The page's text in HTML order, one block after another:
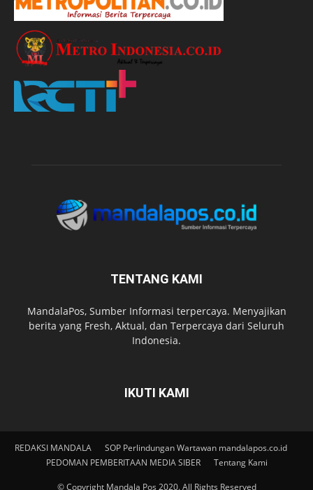
TENTANG KAMI
MandalaPos, Sumber Informasi terpercaya. Menyajikan
berita yang Fresh, Aktual, dan Terpercaya dari Seluruh
Indonesia.
IKUTI KAMI
REDAKSI MANDALA
SOP Perlindungan Wartawan mandalapos.co.id
PEDOMAN PEMBERITAAN MEDIA SIBER
Tentang Kami
© Copyright Mandala Pos 2020. All Rights Reserved